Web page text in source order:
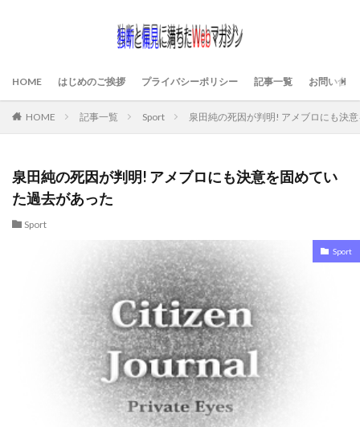
HOME はじめのご挨拶 プライバシーポリシー 記事一覧 お問い合わ
HOME 記事一覧 Sport 泉田純の死因が判明! アメブロにも決
泉田純の死因が判明! アメブロにも決意を固めてい
た過去があった
Sport
Sport